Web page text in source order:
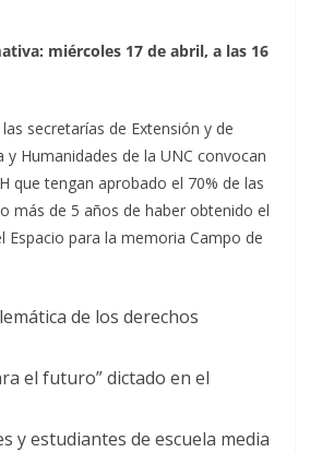
miércoles 17 de abril, a las 16
secretarías de Extensión y de
Humanidades de la UNC convocan
que tengan aprobado el 70% de las
más de 5 años de haber obtenido el
para la memoria Campo de
de los derechos
el futuro” dictado en el
y estudiantes de escuela media